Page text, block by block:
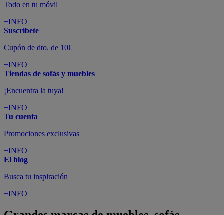
Todo en tu móvil
+INFO
Suscríbete
Cupón de dto. de 10€
+INFO
Tiendas de sofás y muebles
¡Encuentra la tuya!
+INFO
Tu cuenta
Promociones exclusivas
+INFO
El blog
Busca tu inspiración
+INFO